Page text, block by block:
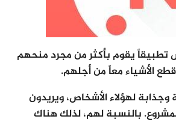
يقوم بأكثر من مجرد منحهم
الأشياء معاً من أجلهم.
وجذابة لهؤلاء الأشخاص، ويريدون
بالنسبة لهم، لذلك هناك